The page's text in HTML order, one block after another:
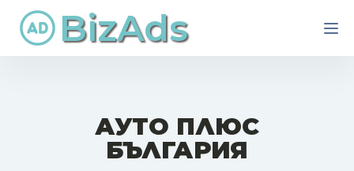
BizAds
АУТО ПЛЮС
БЪЛГАРИЯ